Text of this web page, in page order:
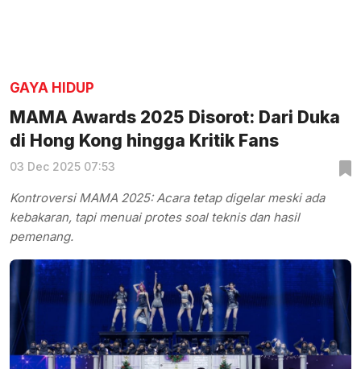
GAYA HIDUP
MAMA Awards 2025 Disorot: Dari Duka
di Hong Kong hingga Kritik Fans
03 Dec 2025 07:53
Kontroversi MAMA 2025: Acara tetap digelar meski ada
kebakaran, tapi menuai protes soal teknis dan hasil
pemenang.